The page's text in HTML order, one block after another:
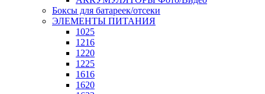
Боксы для батареек/отсеки
ЭЛЕМЕНТЫ ПИТАНИЯ
1025
1216
1220
1225
1616
1620